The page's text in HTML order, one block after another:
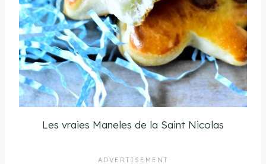
Les vraies Maneles de la Saint Nicolas